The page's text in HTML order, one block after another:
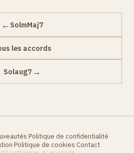
← SolmMaj7
les accords
Solaug7 →
·Politique de confidentialité·
·Politique de cookies·Contact